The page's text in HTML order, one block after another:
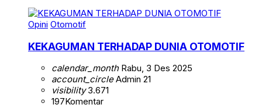
Opini Otomotif
KEKAGUMAN TERHADAP DUNIA OTOMOTIF
calendar_monthRabu, 3 Des 2025
account_circleAdmin 21
visibility3.671
197Komentar